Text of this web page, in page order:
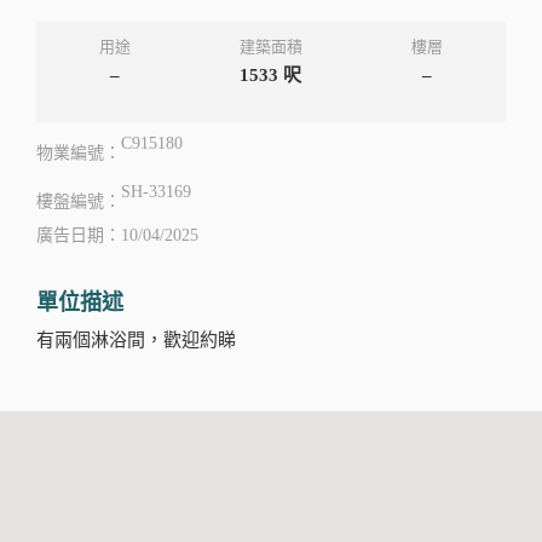
用途
–
建築面積
1533 呎
樓層
–
物業編號：
C915180
樓盤編號：
SH-33169
廣告日期：10/04/2025
單位描述
有兩個淋浴間，歡迎約睇